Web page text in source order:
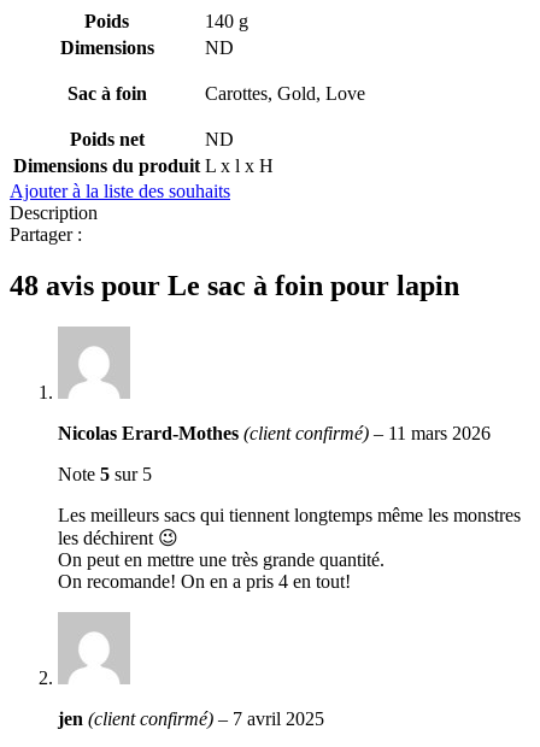
Poids
140 g
Dimensions
ND
Sac à foin Carottes, Gold, Love
Poids net
ND
Dimensions du produit L x l x H
Ajouter à la liste des souhaits
Description
Partager :
48 avis pour Le sac à foin pour lapin
Nicolas Erard-Mothes (client confirmé) – 11 mars 2026
Note 5 sur 5
Les meilleurs sacs qui tiennent longtemps même les monstres
les déchirent 😉
On peut en mettre une très grande quantité.
On recomande! On en a pris 4 en tout!
jen (client confirmé) – 7 avril 2025